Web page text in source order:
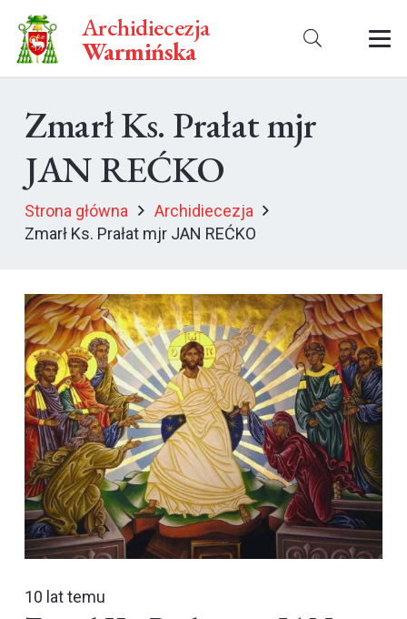
Archidiecezja
Warmińska
Zmarł Ks. Prałat mjr
JAN REĆKO
Strona główna
Archidiecezja
Zmarł Ks. Prałat mjr JAN REĆKO
10 lat temu